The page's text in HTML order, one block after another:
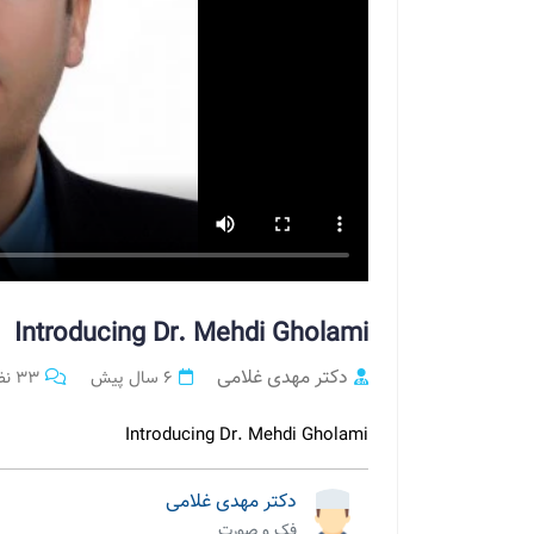
Introducing Dr. Mehdi Gholami
دکتر مهدی غلامی 6 سال پیش 33 نظر
Introducing Dr. Mehdi Gholami
دکتر مهدی غلامی